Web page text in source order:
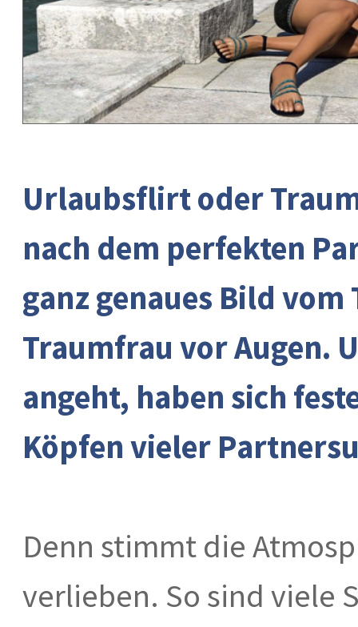
Urlaubsflirt oder
nach dem perfekten
ganz genaues Bild
Traumfrau vor Augen.
angeht, haben sich
Köpfen vieler
Denn stimmt die
verlieben. So sind viele